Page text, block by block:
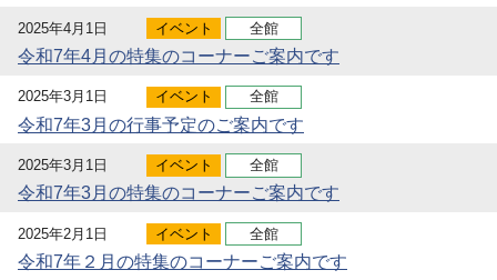
2025年4月1日 イベント 全館
令和7年4月の特集のコーナーご案内です
2025年3月1日 イベント 全館
令和7年3月の行事予定のご案内です
2025年3月1日 イベント 全館
令和7年3月の特集のコーナーご案内です
2025年2月1日 イベント 全館
令和7年２月の特集のコーナーご案内です